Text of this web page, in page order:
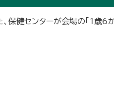
健センターが会場の「1歳6